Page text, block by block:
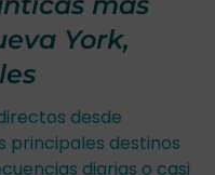
York,
desde
principales destinos
diarias o casi